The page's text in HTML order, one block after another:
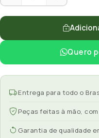
Quero
Entrega para todo o
Peças feitas à mão,
Garantia de qualidade